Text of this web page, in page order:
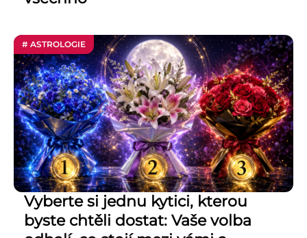
# ASTROLOGIE
Vyberte si jednu kytici, kterou
byste chtěli dostat: Vaše volba